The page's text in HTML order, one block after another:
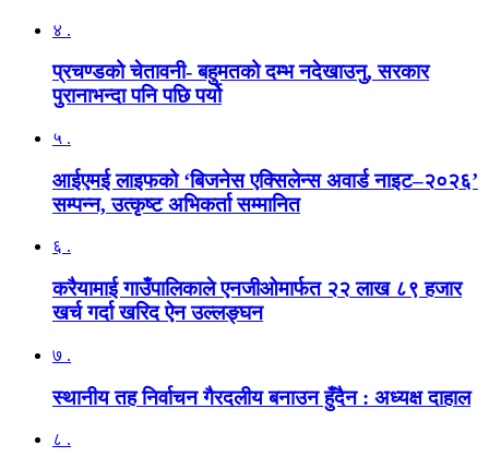
४ .
प्रचण्डको चेतावनी- बहुमतको दम्भ नदेखाउनु, सरकार
पुरानाभन्दा पनि पछि पर्यो
५ .
आईएमई लाइफको ‘बिजनेस एक्सिलेन्स अवार्ड नाइट–२०२६’
सम्पन्न, उत्कृष्ट अभिकर्ता सम्मानित
६ .
करैयामाई गाउँपालिकाले एनजीओमार्फत २२ लाख ८९ हजार
खर्च गर्दा खरिद ऐन उल्लङ्घन
७ .
स्थानीय तह निर्वाचन गैरदलीय बनाउन हुँदैन : अध्यक्ष दाहाल
८ .